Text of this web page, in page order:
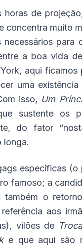
de
muito
para
a boa vida
aqui
uma
isso, Um
sustente os
do fator
longa.
específicas
famoso; a
também o
aos
vilões de
e que aqui são